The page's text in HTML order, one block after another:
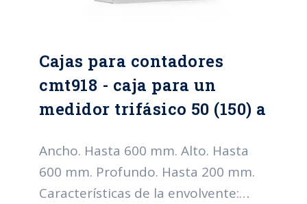
Cajas para contadores
cmt918 - caja para un
medidor trifásico 50 (150) a
Ancho. Hasta 600 mm. Alto. Hasta
600 mm. Profundo. Hasta 200 mm.
Características de la envolvente: